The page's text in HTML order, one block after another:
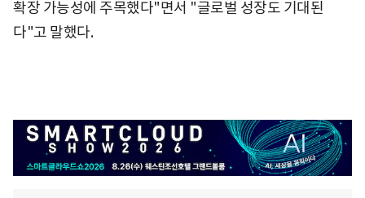
확장 가능성에 주목했다"면서 "글로벌 성장도 기대된
다"고 말했다.